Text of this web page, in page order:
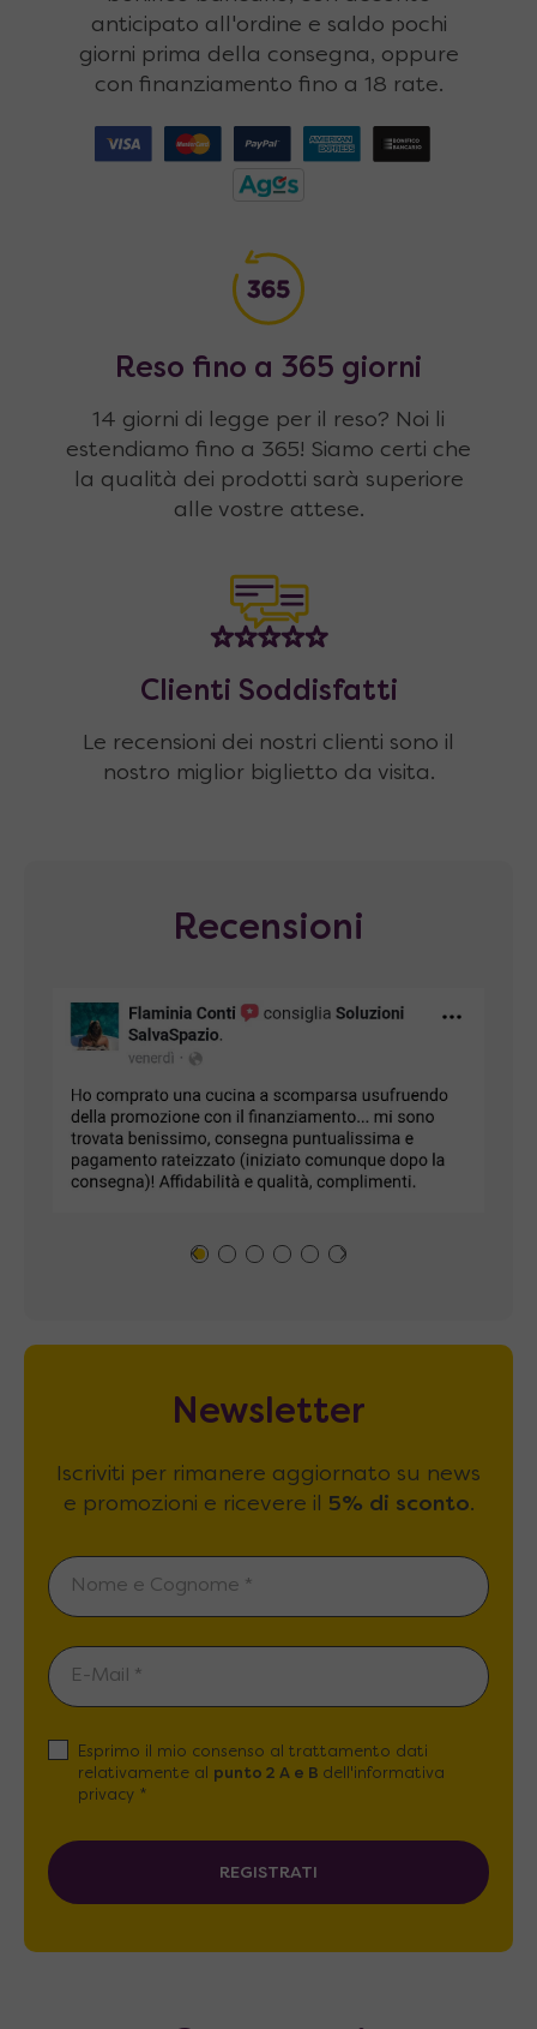
anticipato all'ordine e saldo pochi
giorni prima della consegna, oppure
con finanziamento fino a 18 rate.
Reso fino a 365 giorni
14 giorni di legge per il reso? Noi li
estendiamo fino a 365! Siamo certi che
la qualità dei prodotti sarà superiore
alle vostre attese.
Clienti Soddisfatti
Le recensioni dei nostri clienti sono il
nostro miglior biglietto da visita.
Recensioni
Newsletter
Iscriviti per rimanere aggiornato su news
e promozioni e ricevere il 5% di sconto.
Esprimo il mio consenso al trattamento dati
relativamente al punto 2 A e B dell'informativa
privacy *
REGISTRATI